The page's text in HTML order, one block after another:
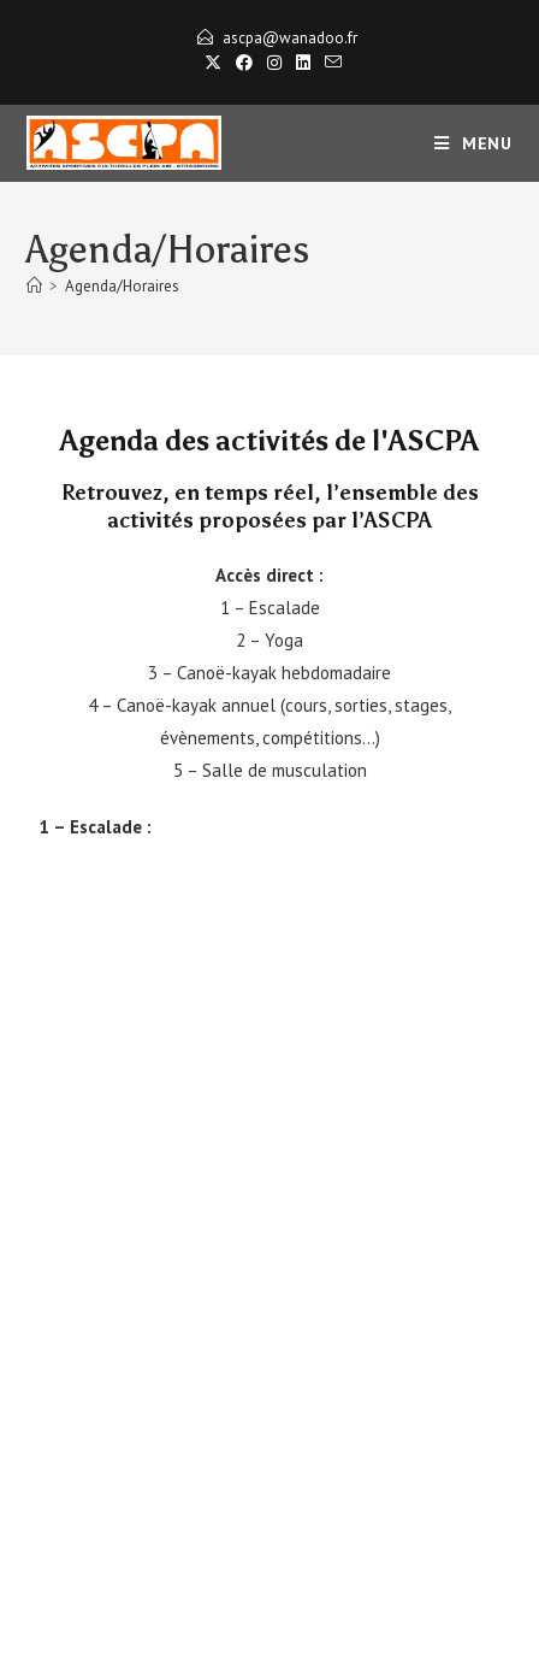
ascpa@wanadoo.fr
MENU
Agenda/Horaires
> Agenda/Horaires
Agenda des activités de l'ASCPA
Retrouvez, en temps réel, l’ensemble des
activités proposées par l’ASCPA
Accès direct :
1 – Escalade
2 – Yoga
3 – Canoë-kayak hebdomadaire
4 – Canoë-kayak annuel (cours, sorties, stages,
évènements, compétitions…)
5 – Salle de musculation
1 – Escalade :